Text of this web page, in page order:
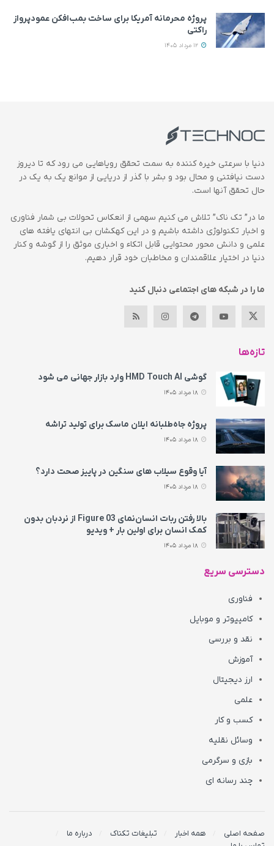
پروژه محرمانه آمریکا برای ساخت بمب‌افکن عمودپرواز
راکتی
دنیا با سرعتی خیره کننده به سمت تحقق رویاهایی می رود که تا دیروز
دست نیافتنی و محال بود و بشر با گذر از دریایی از موانع یک به یک در
حال تحقق آنها است.
ما در” تک ناک” تلاش می کنیم سهمی از انعکاس تحولات بی شمار فناوری
و اخبار تکنولوژی داشته باشیم و در این کهکشان بی انتهای یافته های
علمی و دانش محور محتوایی قابل اتکاء و اخباری موثق را از گوشه و کنار
دنیا در اختیار علاقمندان و مخاطبان خود قرار دهیم.
ما را در شبکه های اجتماعی دنبال کنید
تازه‌ها
گوشی HMD Touch AI وارد بازار جهانی می‌ شود
پروژه جاه‌طلبانه ایلان ماسک برای تولید تراشه
آیا وقوع سیلاب های سنگین در پاییز صحت دارد؟
بالا رفتن ربات انسان‌نمای Figure 03 از نردبان بدون
کمک انسان برای اولین بار + ویدیو
دسترسی سریع
فناوری
کامپیوتر و موبایل
نقد و بررسی
آموزش
ارز دیجیتال
علمی
کسب و کار
وسائل نقلیه
بازی و سرگرمی
چند رسانه ای
صفحه اصلی همه اخبار تبلیغات تکناک
درباره ما